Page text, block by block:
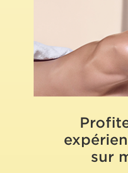
sur